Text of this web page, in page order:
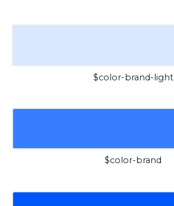
$color-brand-light
$color-brand